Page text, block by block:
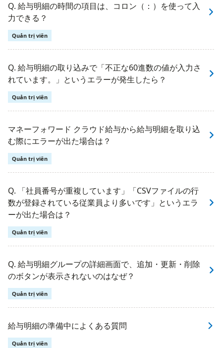
Q. 給与明細の時間の項目は、コロン（：）を使って入
力できる？
Quản trị viên
Q. 給与明細の取り込みで「不正な60進数の値が入力さ
れています。」というエラーが発生したら？
Quản trị viên
マネーフォワード クラウド給与から給与明細を取り込
む際にエラーが出た場合は？
Quản trị viên
Q. 「社員番号が重複しています」「CSVファイルの行
数が登録されている従業員より多いです」というエラ
ーが出た場合は？
Quản trị viên
Q. 給与明細グループの詳細画面で、追加・更新・削除
のボタンが表示されないのはなぜ？
Quản trị viên
給与明細の準備中によくある質問
Quản trị viên